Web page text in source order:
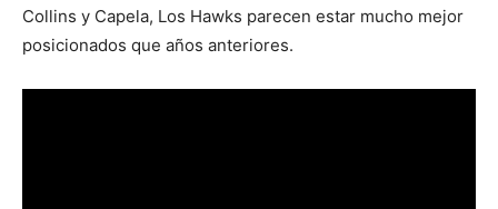
Collins y Capela, Los Hawks parecen estar mucho mejor
posicionados que años anteriores.